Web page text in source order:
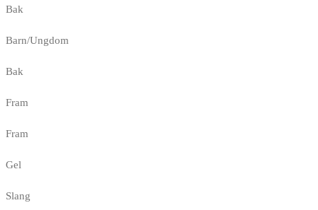
Bak
Barn/Ungdom
Bak
Fram
Fram
Gel
Slang